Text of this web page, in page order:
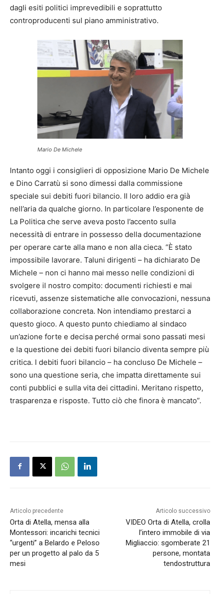
dagli esiti politici imprevedibili e soprattutto
controproducenti sul piano amministrativo.
Mario De Michele
Intanto oggi i consiglieri di opposizione Mario De Michele
e Dino Carratù si sono dimessi dalla commissione
speciale sui debiti fuori bilancio. Il loro addio era già
nell’aria da qualche giorno. In particolare l’esponente de
La Politica che serve aveva posto l’accento sulla
necessità di entrare in possesso della documentazione
per operare carte alla mano e non alla cieca. “È stato
impossibile lavorare. Taluni dirigenti – ha dichiarato De
Michele – non ci hanno mai messo nelle condizioni di
svolgere il nostro compito: documenti richiesti e mai
ricevuti, assenze sistematiche alle convocazioni, nessuna
collaborazione concreta. Non intendiamo prestarci a
questo gioco. A questo punto chiediamo al sindaco
un’azione forte e decisa perché ormai sono passati mesi
e la questione dei debiti fuori bilancio diventa sempre più
critica. I debiti fuori bilancio – ha concluso De Michele –
sono una questione seria, che impatta direttamente sui
conti pubblici e sulla vita dei cittadini. Meritano rispetto,
trasparenza e risposte. Tutto ciò che finora è mancato”.
Articolo precedente
Orta di Atella, mensa alla
Montessori: incarichi tecnici
“urgenti” a Belardo e Peloso
per un progetto al palo da 5
mesi
Articolo successivo
VIDEO Orta di Atella, crolla
l’intero immobile di via
Migliaccio: sgomberate 21
persone, montata
tendostruttura